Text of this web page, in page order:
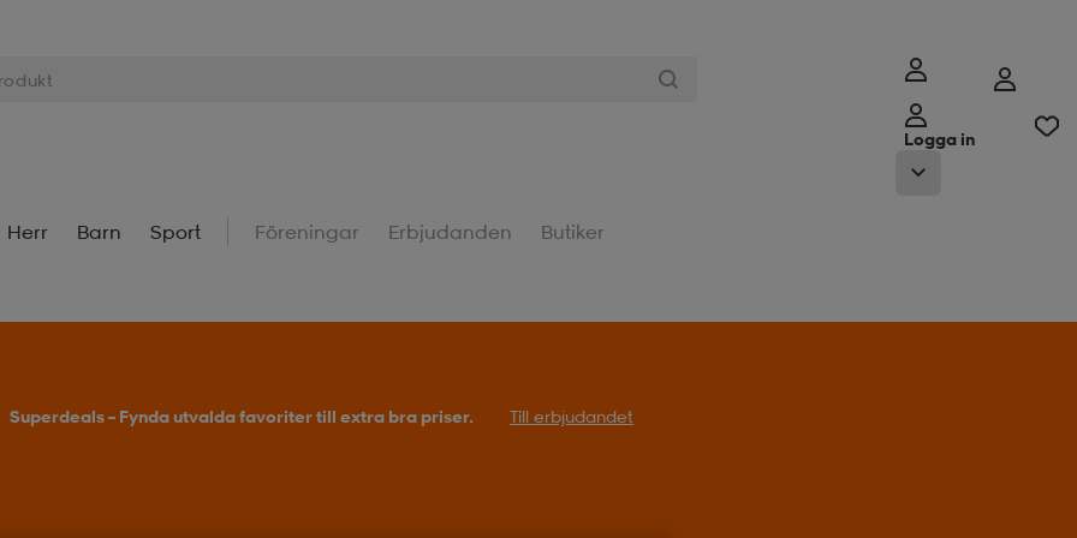
Logga in
Herr Barn Sport Föreningar Erbjudanden Butiker
Superdeals – Fynda utvalda favoriter till extra bra priser. Till erbjudandet